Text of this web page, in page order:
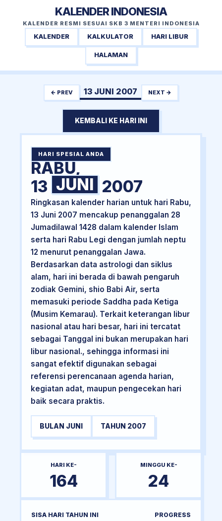
KALENDER INDONESIA
KALENDER RESMI SESUAI SKB 3 MENTERI INDONESIA
KALENDER KALKULATOR HARI LIBUR
HALAMAN
← PREV 13 JUNI 2007 NEXT →
KEMBALI KE HARI INI
HARI SPESIAL ANDA
RABU,
13 JUNI 2007
Ringkasan kalender harian untuk hari Rabu,
13 Juni 2007 mencakup penanggalan 28
Jumadilawal 1428 dalam kalender Islam
serta hari Rabu Legi dengan jumlah neptu
12 menurut penanggalan Jawa.
Berdasarkan data astrologi dan siklus
alam, hari ini berada di bawah pengaruh
zodiak Gemini, shio Babi Air, serta
memasuki periode Saddha pada Ketiga
(Musim Kemarau). Terkait keterangan libur
nasional atau hari besar, hari ini tercatat
sebagai Tanggal ini bukan merupakan hari
libur nasional., sehingga informasi ini
sangat efektif digunakan sebagai
referensi perencanaan agenda harian,
kegiatan adat, maupun pengecekan hari
baik secara praktis.
BULAN JUNI TAHUN 2007
HARI KE-
164
MINGGU KE-
24
SISA HARI TAHUN INI PROGRESS